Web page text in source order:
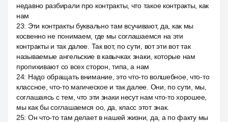
недавно разбирали про контракты, что такое контракты, как
нам
23: Эти контракты буквально там всучивают, да, как мы
косвенно не понимаем, где мы соглашаемся на эти
контракты и так далее. Так вот, по сути, вот эти вот так
называемые ангельские в кавычках знаки, которые нам
пропихивают со всех сторон, типа, а нам
24: Надо обращать внимание, это что-то волшебное, что-то
классное, что-то магическое и так далее. Они, по сути, мы,
соглашаясь с тем, что эти знаки несут нам что-то хорошее,
мы как бы соглашаемся оо, да, класс этот знак.
25: Он что-то там делает в нашей жизни, да, а по факту мы